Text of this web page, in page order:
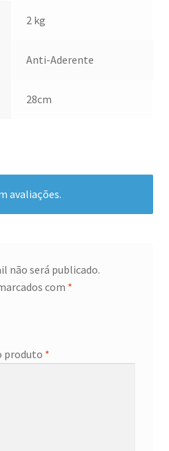
2 kg
Anti-Aderente
28cm
avaliações.
não será publicado.
com *
produto *